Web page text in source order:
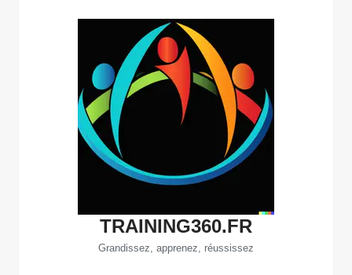
TRAINING360.FR
Grandissez, apprenez, réussissez